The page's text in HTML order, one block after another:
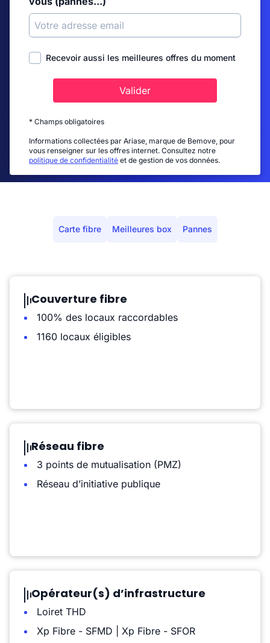
Recevoir aussi les meilleures offres du moment
Valider
* Champs obligatoires
Informations collectées par Ariase, marque de Bemove, pour
vous renseigner sur les offres internet. Consultez notre
politique de confidentialité et de gestion de vos données.
Carte fibre Meilleures box Pannes
Couverture fibre
100% des locaux raccordables
1160 locaux éligibles
Réseau fibre
3 points de mutualisation (PMZ)
Réseau d’initiative publique
Opérateur(s) d’infrastructure
Loiret THD
Xp Fibre - SFMD | Xp Fibre - SFOR